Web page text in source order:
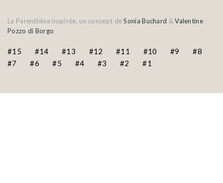
La Parenthèse inspirée, un concept deSonia Buchard &Valentine
Pozzo di Borgo
#15 #14 #13 #12 #11 #10 #9
#8
#7
#6 #5 #4 #3 #2 #1